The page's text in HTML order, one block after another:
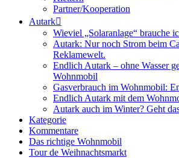
Partner/Kooperation
Autark
Wieviel „Solaranlage“ brauche
Autark: Nur noch Strom beim
Reklamewelt.
Endlich Autark – ohne Wasser
Wohnmobil
Gasverbrauch im Wohnmobil:
Endlich Autark mit dem
Autark auch im Winter? Geht
Kategorie
Kommentare
Das richtige Wohnmobil
Tour de Weihnachtsmarkt